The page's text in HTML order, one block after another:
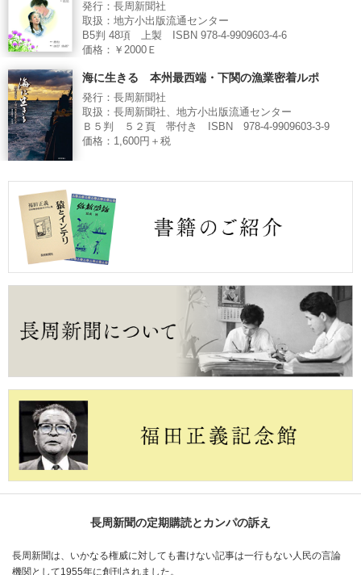
発行：長周新聞社
取扱：地方小出版流通センター
B5判 48項 上製 ISBN 978-4-9909603-4-6
価格：￥2000Ｅ
海に生きる 本州最西端・下関の漁業密着ルポ
発行：長周新聞社
取扱：長周新聞社、地方小出版流通センター
Ｂ５判 ５２頁 帯付き ISBN 978-4-9909603-3-9
価格：1,600円＋税
長周新聞の定期購読とカンパの訴え
長周新聞は、いかなる権威に対しても書けない記事は一行もない人民の言論
機関として1955年に創刊されました。